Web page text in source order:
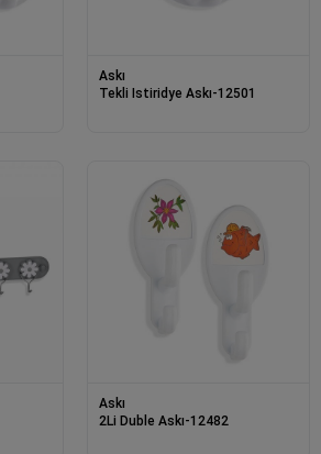
Askı
Tekli Istiridye Askı-12501
Askı
2Li Duble Askı-12482